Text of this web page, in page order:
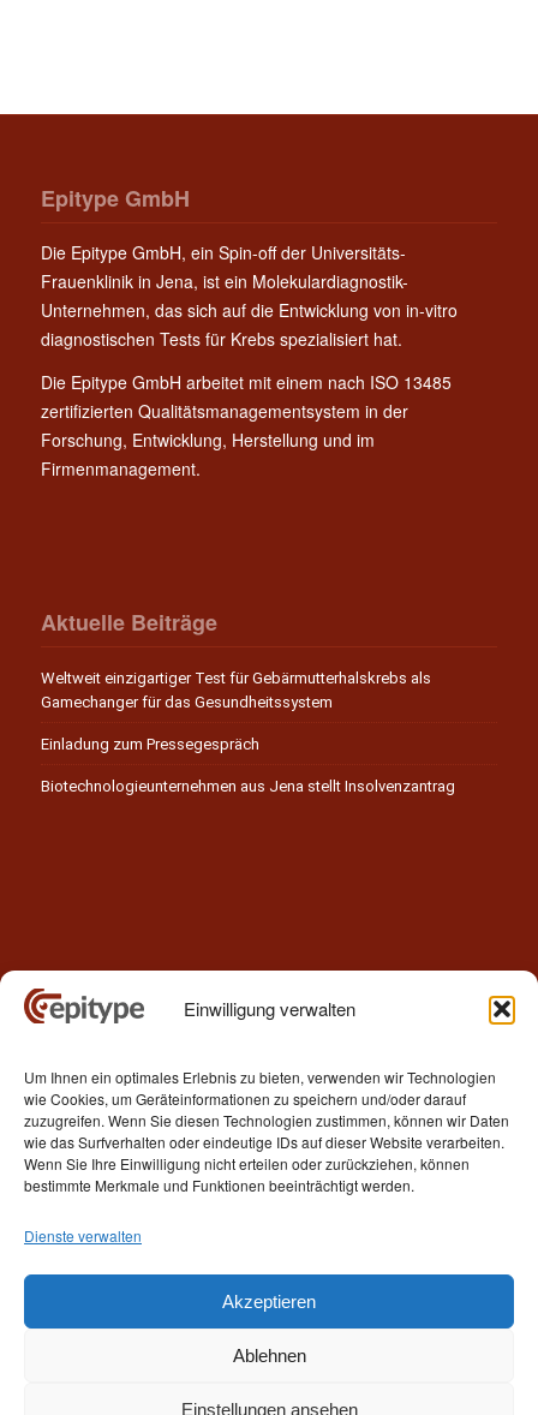
Einwilligung verwalten
Um Ihnen ein optimales Erlebnis zu bieten, verwenden wir Technologien
wie Cookies, um Geräteinformationen zu speichern und/oder darauf
zuzugreifen. Wenn Sie diesen Technologien zustimmen, können wir Daten
wie das Surfverhalten oder eindeutige IDs auf dieser Website verarbeiten.
Wenn Sie Ihre Einwilligung nicht erteilen oder zurückziehen, können
bestimmte Merkmale und Funktionen beeinträchtigt werden.
Dienste verwalten
Akzeptieren
Ablehnen
Einstellungen ansehen
Epitype GmbH
Die Epitype GmbH, ein Spin-off der Universitäts-
Frauenklinik in Jena, ist ein Molekulardiagnostik-
Unternehmen, das sich auf die Entwicklung von in-vitro
diagnostischen Tests für Krebs spezialisiert hat.
Die Epitype GmbH arbeitet mit einem nach ISO 13485
zertifizierten Qualitätsmanagementsystem in der
Forschung, Entwicklung, Herstellung und im
Firmenmanagement.
Aktuelle Beiträge
Weltweit einzigartiger Test für Gebärmutterhalskrebs als
Gamechanger für das Gesundheitssystem
Einladung zum Pressegespräch
Biotechnologieunternehmen aus Jena stellt Insolvenzantrag
Kontakt
Epitype GmbH
Löbstedter Str. 41
07749 Jena
Germany